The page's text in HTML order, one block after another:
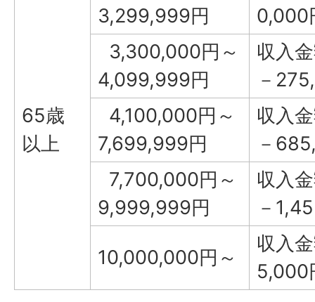
65歳
以上
3,299,999円
0,000
3,300,000円～
4,099,999円
収入
－
4,100,000円～
7,699,999円
収入
－
7,700,000円～
9,999,999円
収入
－
10,000,000円～
収入
5,000